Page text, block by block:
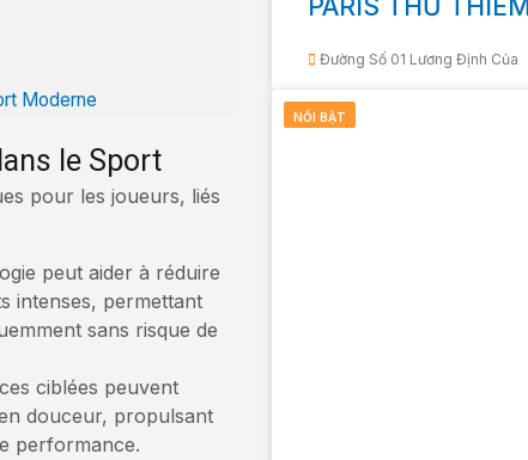
Moderne
le Sport
pour les joueurs, liés
peut aider à réduire
intenses, permettant
sans risque de
ciblées peuvent
douceur, propulsant
performance.
PARIS THỦ THIÊM
Đường Số 01 Lương Định Của
NỔI BẬT